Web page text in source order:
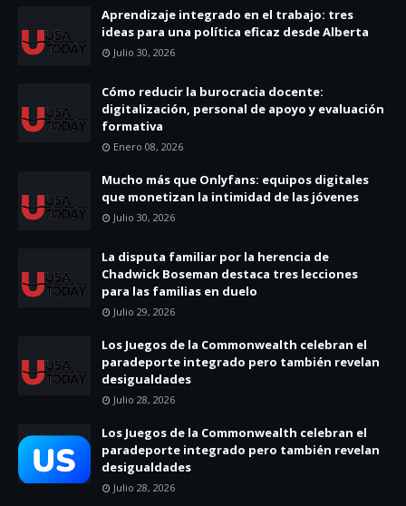
Aprendizaje integrado en el trabajo: tres
ideas para una política eficaz desde Alberta
Julio 30, 2026
Cómo reducir la burocracia docente:
digitalización, personal de apoyo y evaluación
formativa
Enero 08, 2026
Mucho más que Onlyfans: equipos digitales
que monetizan la intimidad de las jóvenes
Julio 30, 2026
La disputa familiar por la herencia de
Chadwick Boseman destaca tres lecciones
para las familias en duelo
Julio 29, 2026
Los Juegos de la Commonwealth celebran el
paradeporte integrado pero también revelan
desigualdades
Julio 28, 2026
Los Juegos de la Commonwealth celebran el
paradeporte integrado pero también revelan
desigualdades
Julio 28, 2026